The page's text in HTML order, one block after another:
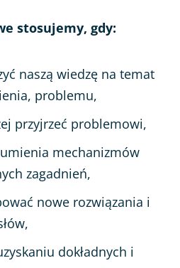
stosujemy, gdy:
naszą wiedzę na temat
problemu,
przyjrzeć problemowi,
mechanizmów
zagadnień,
nowe rozwiązania i
dokładnych i